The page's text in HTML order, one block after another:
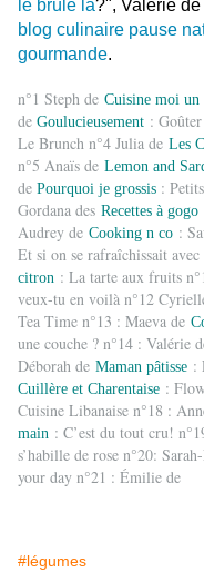
le brûlé là?", Valérie de
blog culinaire pause
gourmande.
n°1 Steph de Cuisine moi un
de Goulucieusement :
Le Brunch n°4 Julia de Les
n°5 Anaïs de Lemon and
de Pourquoi je grossis :
Gordana des Recettes à gogo
Audrey de Cooking n co :
Et si on se rafraîchissait
citron : La tarte aux fruits
veux-tu en voilà n°12
Tea Time n°13 : Maeva de
une couche ? n°14 : Valérie
Déborah de Maman pâtisse :
Cuillère et Charentaise :
Cuisine Libanaise n°18 :
main : C’est du tout cru!
s’habille de rose n°20:
your day n°21 : Émilie de
#légumes